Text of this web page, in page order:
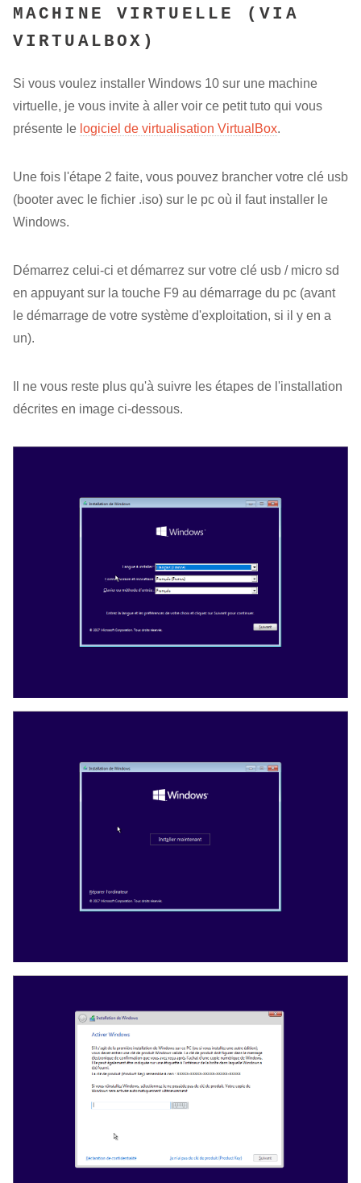
MACHINE VIRTUELLE (VIA
VIRTUALBOX)
Si vous voulez installer Windows 10 sur une machine
virtuelle, je vous invite à aller voir ce petit tuto qui vous
présente le logiciel de virtualisation VirtualBox.
Une fois l'étape 2 faite, vous pouvez brancher votre clé usb
(booter avec le fichier .iso) sur le pc où il faut installer le
Windows.
Démarrez celui-ci et démarrez sur votre clé usb / micro sd
en appuyant sur la touche F9 au démarrage du pc (avant
le démarrage de votre système d'exploitation, si il y en a
un).
Il ne vous reste plus qu'à suivre les étapes de l'installation
décrites en image ci-dessous.